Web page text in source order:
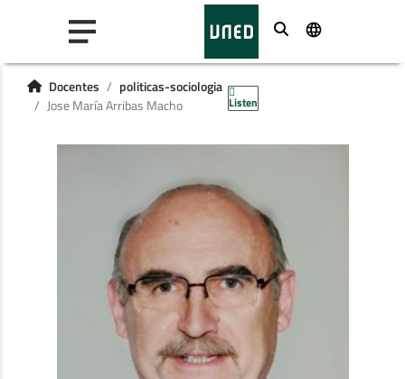
Buscar
Docentes
politicas-sociologia
Jose María Arribas Macho
Listen